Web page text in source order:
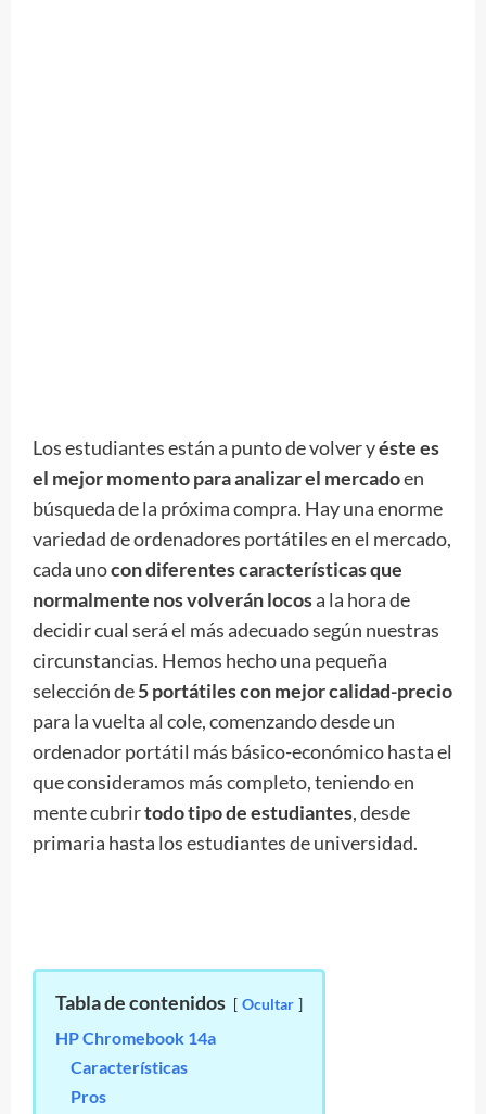
Los estudiantes están a punto de volver yéste es
el mejor momento para analizar el mercadoen
búsqueda de la próxima compra. Hay una enorme
variedad de ordenadores portátiles en el mercado,
cada unocon diferentes características que
normalmente nos volverán locosa la hora de
decidir cual será el más adecuado según nuestras
circunstancias. Hemos hecho una pequeña
selección de5 portátiles con mejor calidad-precio
para la vuelta al cole, comenzando desde un
ordenador portátil más básico-económico hasta el
que consideramos más completo, teniendo en
mente cubrirtodo tipo de estudiantes, desde
primaria hasta los estudiantes de universidad.
Tabla de contenidos Ocultar
HP Chromebook 14a
Características
Pros